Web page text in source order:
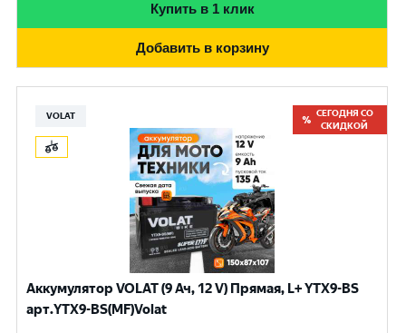
Купить в 1 клик
Добавить в корзину
VOLAT
СЕГОДНЯ СО
СКИДКОЙ
Аккумулятор VOLAT (9 Ач, 12 V) Прямая, L+ YTX9-BS
арт.YTX9-BS(MF)Volat